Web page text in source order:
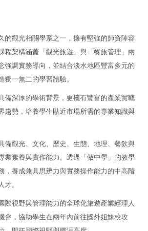
的觀光相關學系之一，擁有堅強的師資陣容
程架構涵蓋「觀光旅遊」與「餐旅管理」兩
強調實務導向，並結合淡水地區豐富多元的
獨一無二的學習體驗。
備深厚的學術背景，更擁有豐富的產業實戰
趨勢，培養學生貼近市場所需的專業知識與
備觀光、文化、歷史、生態、地理、餐飲與
業素養與實作能力。透過「做中學」的教學
，養成兼具思辨力與實務操作能力的中高階
才。
際視野與管理能力的全球化旅遊產業經理人
會，協助學生在兩年內前往國外姐妹校攻